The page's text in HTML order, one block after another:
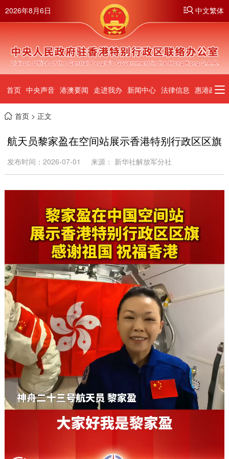
2026年8月6日 中文繁体
首页 中央声音 港澳要闻 走进我办 新闻中心 法律信息 惠港政策
首页> 正文
航天员黎家盈在空间站展示香港特别行政区区旗
发布时间：2026-07-01 来源： 新华社解放军分社